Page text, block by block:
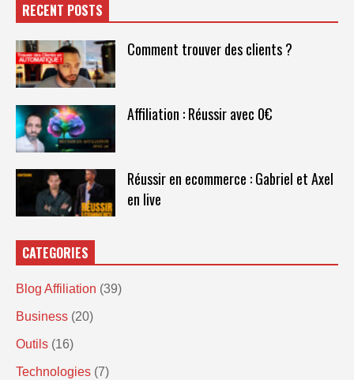
RECENT POSTS
Comment trouver des clients ?
Affiliation : Réussir avec 0€
Réussir en ecommerce : Gabriel et Axel
en live
CATEGORIES
Blog Affiliation (39)
Business (20)
Outils (16)
Technologies (7)